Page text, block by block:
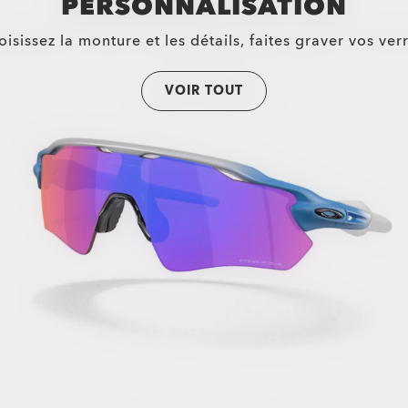
la monture et les détails, faites graver vos
VOIR TOUT